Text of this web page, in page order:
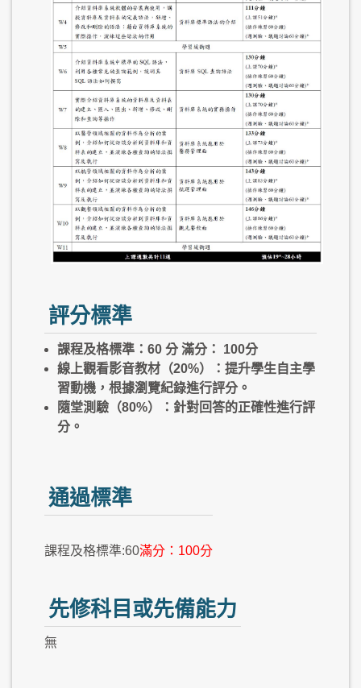
評分標準
課程及格標準：60 分 滿分： 100分
線上觀看影音教材（20%）：提升學生自主學
習動機，根據瀏覽紀錄進行評分。
隨堂測驗（80%）：針對回答的正確性進行評
分。
通過標準
課程及格標準:60滿分：100分
先修科目或先備能力
無